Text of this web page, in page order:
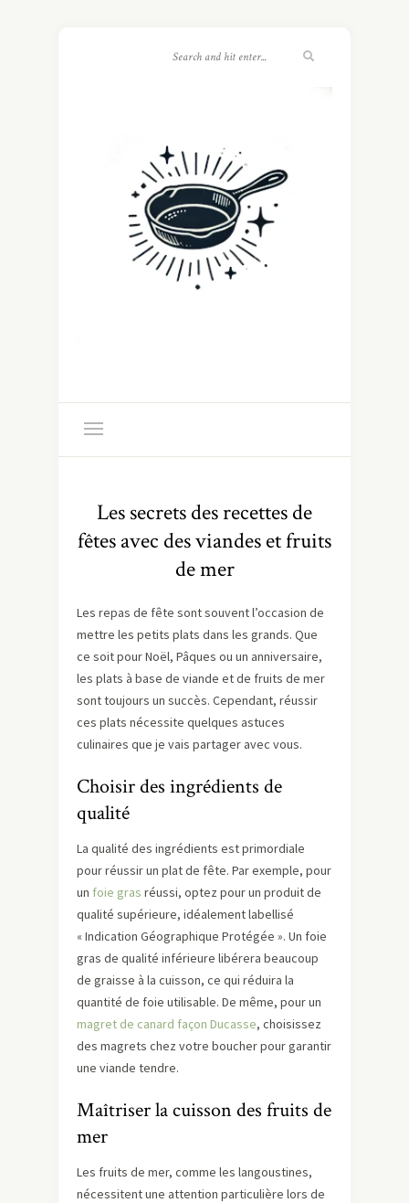
Les secrets des recettes de
fêtes avec des viandes et fruits
de mer
Les repas de fête sont souvent l’occasion de
mettre les petits plats dans les grands. Que
ce soit pour Noël, Pâques ou un anniversaire,
les plats à base de viande et de fruits de mer
sont toujours un succès. Cependant, réussir
ces plats nécessite quelques astuces
culinaires que je vais partager avec vous.
Choisir des ingrédients de
qualité
La qualité des ingrédients est primordiale
pour réussir un plat de fête. Par exemple, pour
un foie gras réussi, optez pour un produit de
qualité supérieure, idéalement labellisé
« Indication Géographique Protégée ». Un foie
gras de qualité inférieure libérera beaucoup
de graisse à la cuisson, ce qui réduira la
quantité de foie utilisable. De même, pour un
magret de canard façon Ducasse, choisissez
des magrets chez votre boucher pour garantir
une viande tendre.
Maîtriser la cuisson des fruits de
mer
Les fruits de mer, comme les langoustines,
nécessitent une attention particulière lors de